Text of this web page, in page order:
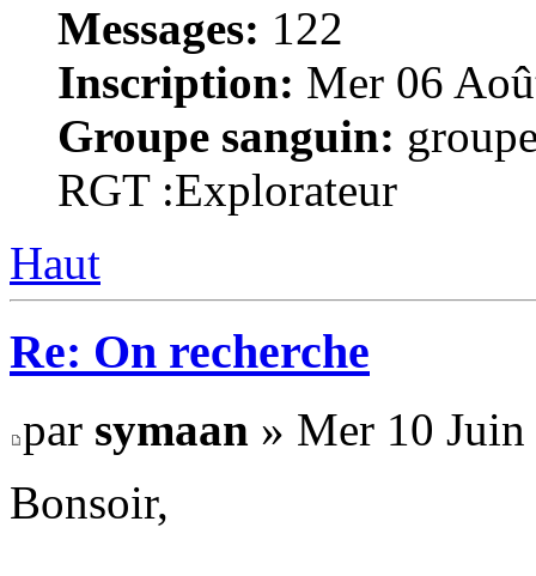
Messages: 122
Inscription: Mer 06
Groupe sanguin:
RGT :Explorateur
Haut
Re: On recherche
par symaan » Mer 10
Bonsoir,